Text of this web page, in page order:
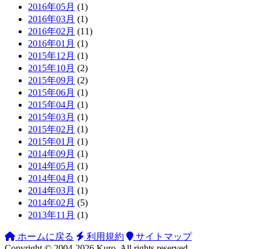
2016年05月 (1)
2016年03月 (1)
2016年02月 (11)
2016年01月 (1)
2015年12月 (1)
2015年10月 (2)
2015年09月 (2)
2015年06月 (1)
2015年04月 (1)
2015年03月 (1)
2015年02月 (1)
2015年01月 (1)
2014年09月 (1)
2014年05月 (1)
2014年04月 (1)
2014年03月 (1)
2014年02月 (5)
2013年11月 (1)
ホームに戻る 利用規約
サイトマップ